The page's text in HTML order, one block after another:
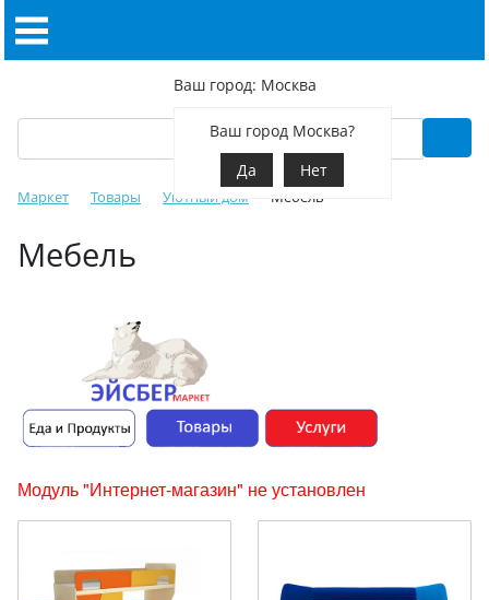
Ваш город: Москва
Ваш город Москва?
Да
Нет
Маркет Товары Уютный дом Мебель
Мебель
Модуль "Интернет-магазин" не установлен